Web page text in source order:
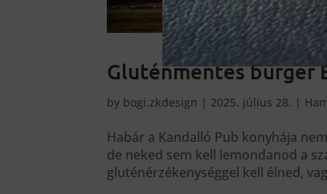
Gluténmentes burger
by bogi.zkdesign | 2025. július 28. |
Habár a Kandalló Pub konyhája
de neked sem kell lemondanod a
gluténérzékenységgel kell élned,